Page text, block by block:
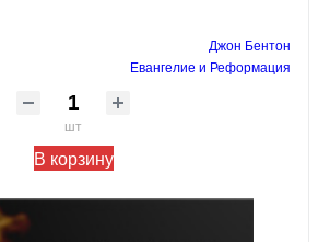
Джон Бентон
Евангелие и Реформация
шт
В корзину